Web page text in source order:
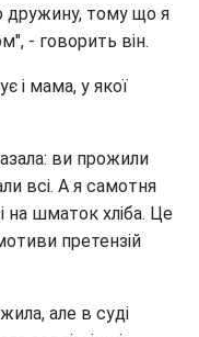
дружину, тому що я
- говорить він.
і мама, у якої
ви прожили
всі. А я самотня
на шматок хліба. Це
претензій
але в суді